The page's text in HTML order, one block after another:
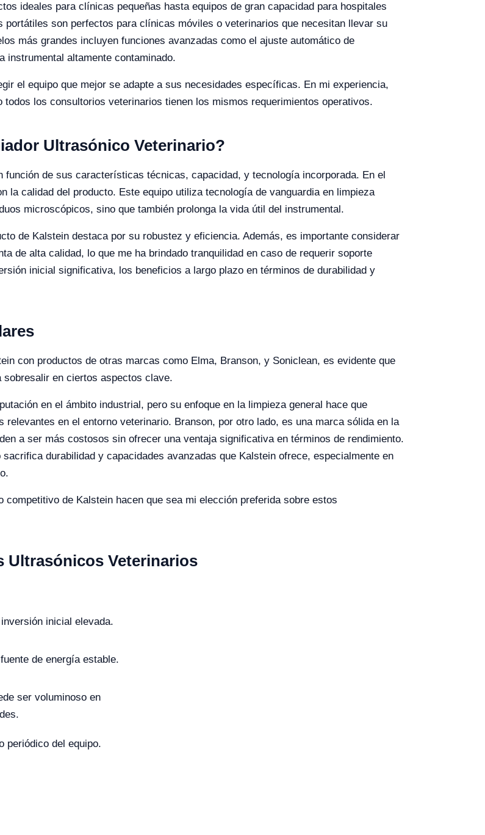
ideales para clínicas pequeñas hasta equipos de gran capacidad para hospitales
son perfectos para clínicas móviles o veterinarios que necesitan llevar su
más grandes incluyen funciones avanzadas como el ajuste automático de
instrumental altamente contaminado.
el equipo que mejor se adapte a sus necesidades específicas. En mi experiencia,
los consultorios veterinarios tienen los mismos requerimientos operativos.
Ultrasónico Veterinario?
de sus características técnicas, capacidad, y tecnología incorporada. En el
la calidad del producto. Este equipo utiliza tecnología de vanguardia en limpieza
microscópicos, sino que también prolonga la vida útil del instrumental.
de Kalstein destaca por su robustez y eficiencia. Además, es importante considerar
de alta calidad, lo que me ha brindado tranquilidad en caso de requerir soporte
inicial significativa, los beneficios a largo plazo en términos de durabilidad y
con productos de otras marcas como Elma, Branson, y Soniclean, es evidente que
en ciertos aspectos clave.
en el ámbito industrial, pero su enfoque en la limpieza general hace que
en el entorno veterinario. Branson, por otro lado, es una marca sólida en la
a ser más costosos sin ofrecer una ventaja significativa en términos de rendimiento.
durabilidad y capacidades avanzadas que Kalstein ofrece, especialmente en
de Kalstein hacen que sea mi elección preferida sobre estos
Ultrasónicos Veterinarios
inicial elevada.
de energía estable.
ser voluminoso en
periódico del equipo.